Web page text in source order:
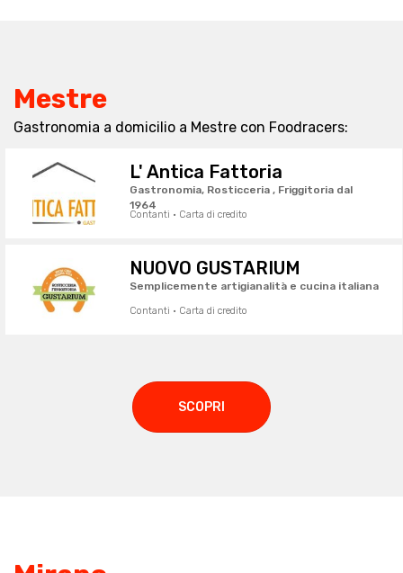
Mestre
Gastronomia a domicilio a Mestre con Foodracers:
L' Antica Fattoria
Gastronomia, Rosticceria , Friggitoria dal
1964
Contanti · Carta di credito
NUOVO GUSTARIUM
Semplicemente artigianalità e cucina italiana
Contanti · Carta di credito
SCOPRI